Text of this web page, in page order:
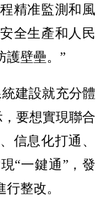
精准監測和風
全生產和人民
護壁壘。”
建設就充分體
要想實現聯合
信息化打通、
“一鍵通”，發
整改。